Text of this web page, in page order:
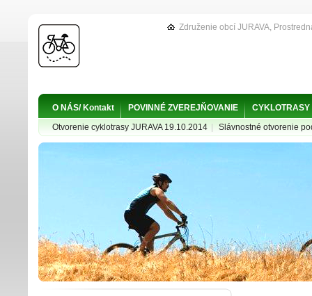
O NÁS/ Kontakt POVINNÉ ZVEREJŇOVANIE
CYKLOTRASY
Otvorenie cyklotrasy JURAVA 19.10.2014
Slávnostné otvorenie
Združenie obcí JURAVA,